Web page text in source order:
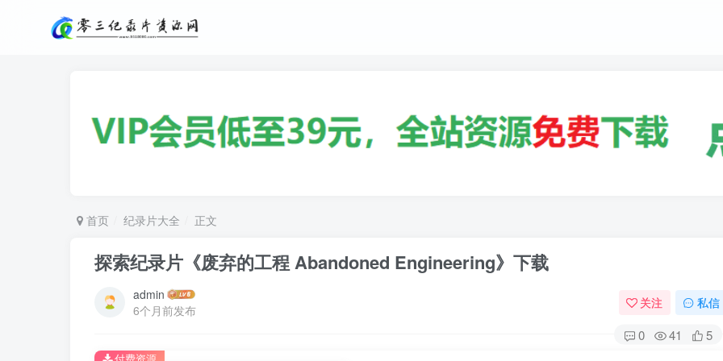
首页 纪录片大全 正文
探索纪录片《废弃的工程 Abandoned Engineering》下载
admin
6个月前发布
关注 私信
0 41 5